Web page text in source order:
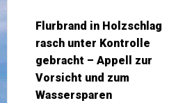
Flurbrand in Holzschlag
rasch unter Kontrolle
gebracht – Appell zur
Vorsicht und zum
Wassersparen